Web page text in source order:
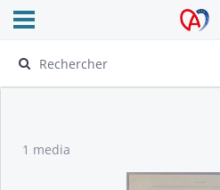
Archives
Ouvrir le menu déroulant
1 media